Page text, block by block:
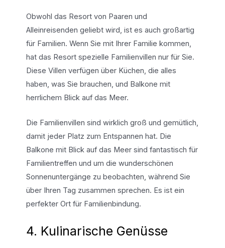
Obwohl das Resort von Paaren und
Alleinreisenden geliebt wird, ist es auch großartig
für Familien. Wenn Sie mit Ihrer Familie kommen,
hat das Resort spezielle Familienvillen nur für Sie.
Diese Villen verfügen über Küchen, die alles
haben, was Sie brauchen, und Balkone mit
herrlichem Blick auf das Meer.
Die Familienvillen sind wirklich groß und gemütlich,
damit jeder Platz zum Entspannen hat. Die
Balkone mit Blick auf das Meer sind fantastisch für
Familientreffen und um die wunderschönen
Sonnenuntergänge zu beobachten, während Sie
über Ihren Tag zusammen sprechen. Es ist ein
perfekter Ort für Familienbindung.
4. Kulinarische Genüsse